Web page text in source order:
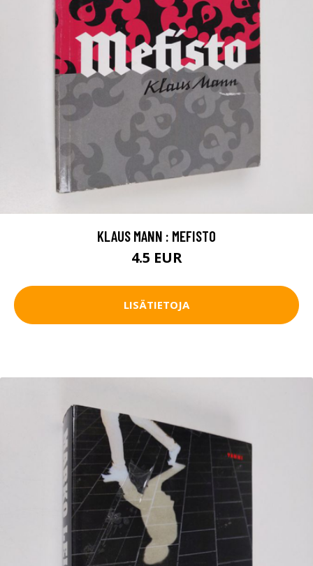
KLAUS MANN : MEFISTO
4.5 EUR
LISÄTIETOJA